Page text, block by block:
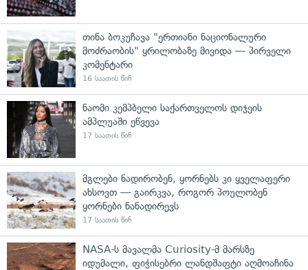
თინა ბოკუჩავა "ერთიანი ნაციონალური
მოძრაობის" ყრილობაზე მივიდა — პირველი
კომენტარი
16 საათის წინ
ნაომი კემპბელი საქართველოს დიჯეის
ამპლუაში ეწვევა
17 საათის წინ
მგლები ნადირობენ, ყორნებს კი ყველაფერი
ახსოვთ — გაირკვა, როგორ პოულობენ
ყორნები ნანადირევს
17 საათის წინ
NASA-ს მავალმა Curiosity-მ მარსზე
იდუმალი, ფიჭისებრი ლანდშაფტი აღმოაჩინა